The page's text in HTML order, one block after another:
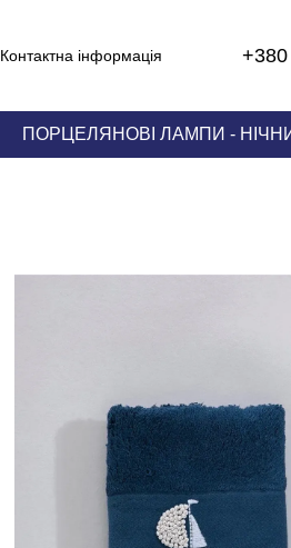
Контактна інформація
ПОРЦЕЛЯНОВІ ЛАМПИ -